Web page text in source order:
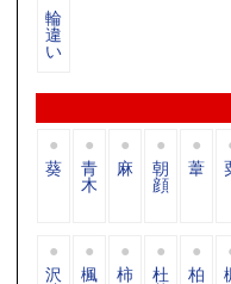
輪
違
い
葵 青
木
麻 朝
顔
葦
沢 楓 柿 杜 柏